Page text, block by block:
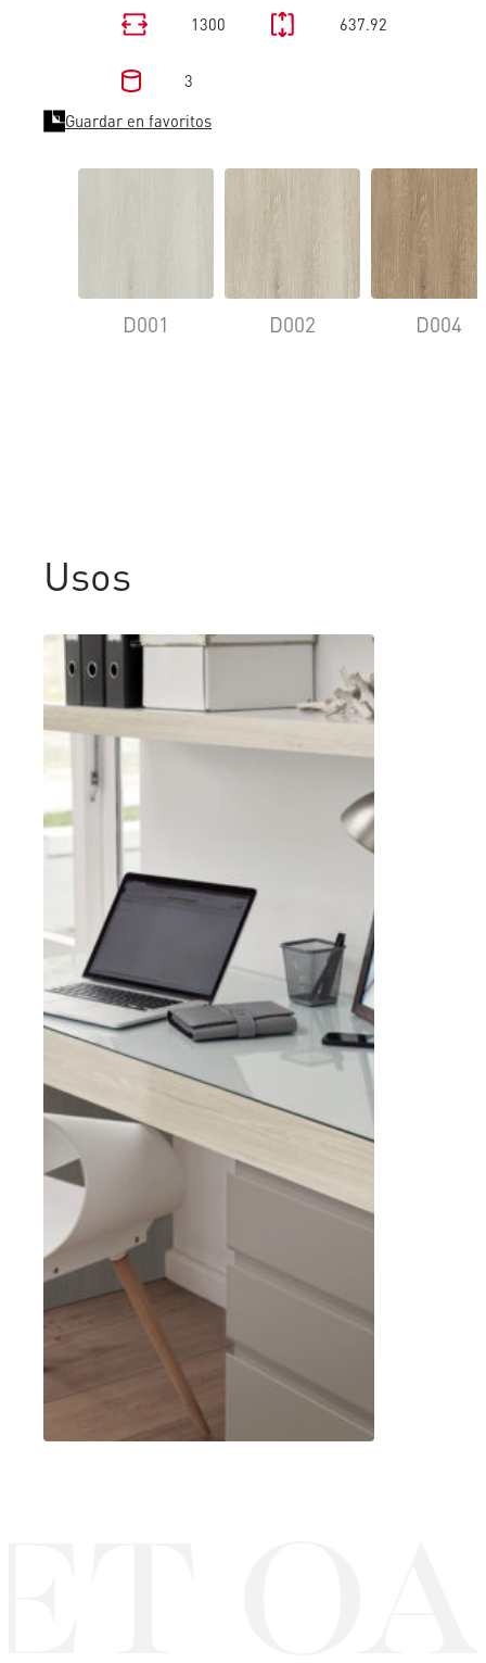
1300 637.92
3
Guardar en favoritos
D001 D002 D004
Usos